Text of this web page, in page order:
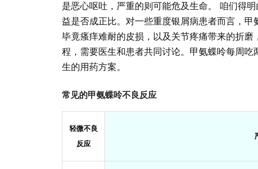
是恶心呕吐，严重的则可能危及生命。 咱们得
益是否成正比。对一些重度银屑病患者而言，甲
毕竟瘙痒难耐的皮损，以及关节疼痛带来的折
程，需要医生和患者共同讨论。甲氨蝶呤每周
生的用药方案。
常见的甲氨蝶呤不良反应
轻微不良
反应